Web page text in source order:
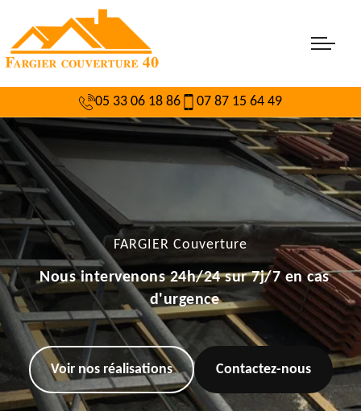
05 33 06 18 86 07 87 15 64 49
FARGIER Couverture
Nous intervenons 24h/24 sur 7j/7 en cas
d'urgence
Voir nos réalisations Contactez-nous